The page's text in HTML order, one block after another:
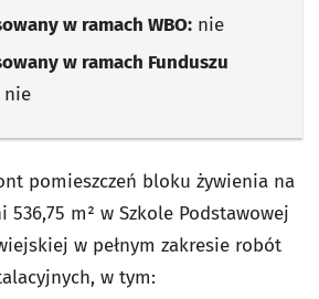
w ramach WBO: nie
w ramach Funduszu
nie
pomieszczeń bloku żywienia na
536,75 m² w Szkole Podstawowej
w pełnym zakresie robót
w tym: